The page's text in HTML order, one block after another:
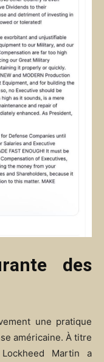
des
une pratique
américaine. À titre
Martin a